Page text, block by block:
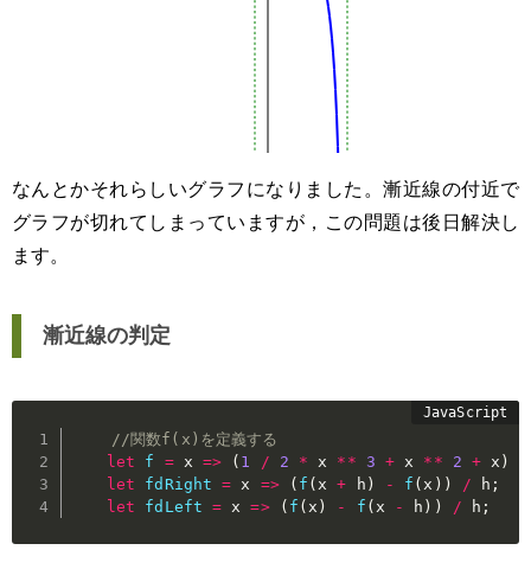
なんとかそれらしいグラフになりました。漸近線の付近で
グラフが切れてしまっていますが，この問題は後日解決し
ます。
漸近線の判定
//関数f(x)を定義する
let
f = x => ( 1 / 2 * x ** 3 + x ** 2 + x )
let
fdRight = x => ( f ( x + h ) - f ( x ) ) / h ;
let
fdLeft = x => ( f ( x ) - f ( x - h ) ) / h ;